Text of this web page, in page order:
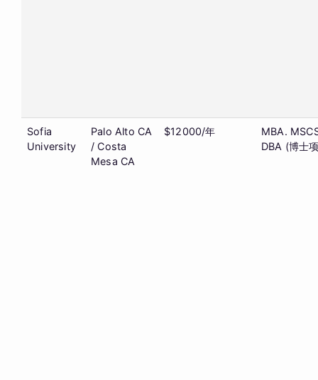
Sofia
University
Palo Alto CA
/ Costa
Mesa CA
$12000/年
MBA.
DBA (博士